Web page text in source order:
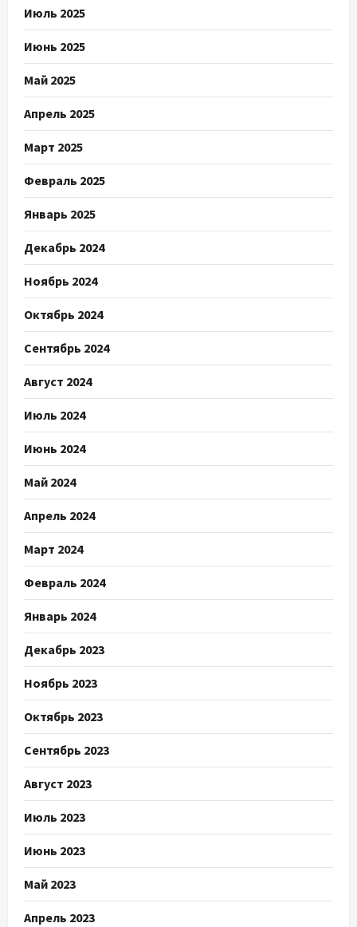
Июль 2025
Июнь 2025
Май 2025
Апрель 2025
Март 2025
Февраль 2025
Январь 2025
Декабрь 2024
Ноябрь 2024
Октябрь 2024
Сентябрь 2024
Август 2024
Июль 2024
Июнь 2024
Май 2024
Апрель 2024
Март 2024
Февраль 2024
Январь 2024
Декабрь 2023
Ноябрь 2023
Октябрь 2023
Сентябрь 2023
Август 2023
Июль 2023
Июнь 2023
Май 2023
Апрель 2023